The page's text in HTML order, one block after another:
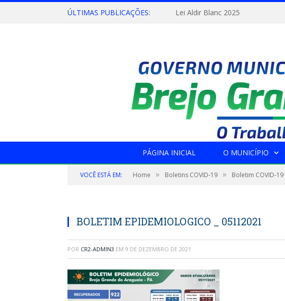
ÚLTIMAS PUBLICAÇÕES: Lei Aldir Blanc 2025
PÁGINA INICIAL O MUNICÍPIO
VOCÊ ESTÁ EM: Home » Boletins COVID-19 » Boletim COVID-
BOLETIM EPIDEMIOLOGICO _ 05112021
POR CR2-ADMIN3 EM 9 DE DEZEMBRO DE 2021